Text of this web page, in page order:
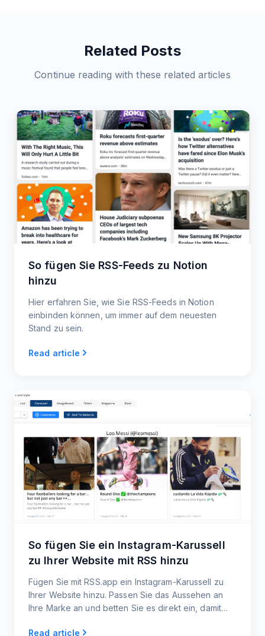
Related Posts
Continue reading with these related articles
So fügen Sie RSS-Feeds zu Notion
hinzu
Hier erfahren Sie, wie Sie RSS-Feeds in Notion
einbinden können, um immer auf dem neuesten
Stand zu sein.
Read article
So fügen Sie ein Instagram-Karussell
zu Ihrer Website mit RSS hinzu
Fügen Sie mit RSS.app ein Instagram-Karussell zu
Ihrer Website hinzu. Passen Sie das Aussehen an
Ihre Marke an und betten Sie es direkt ein, damit
Website erkunden können!
Read article